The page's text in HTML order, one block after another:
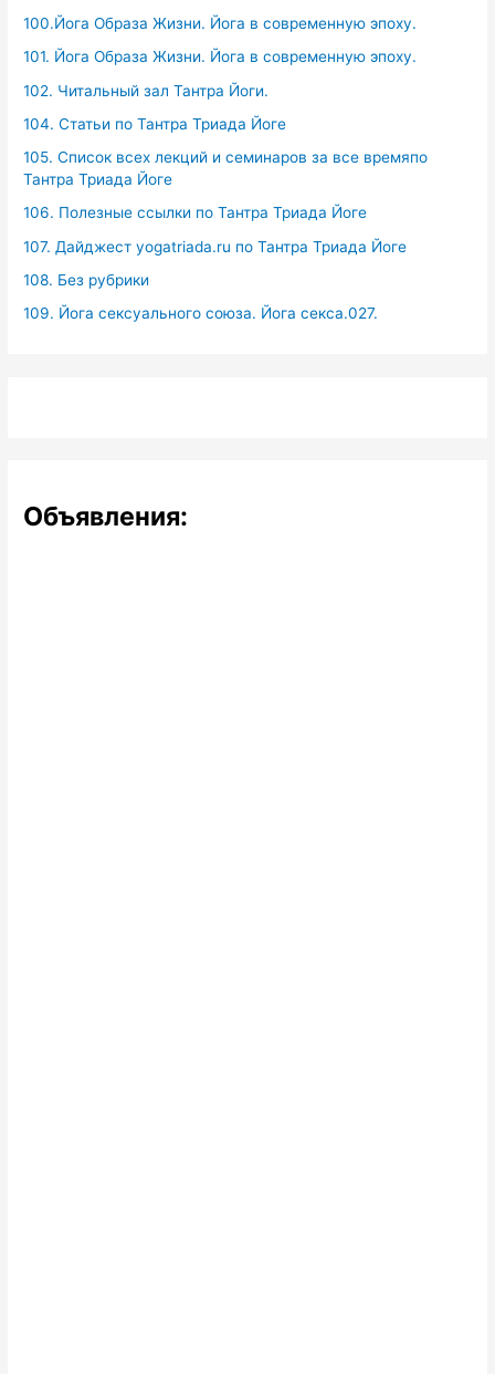
100.Йога Образа Жизни. Йога в современную эпоху.
101. Йога Образа Жизни. Йога в современную эпоху.
102. Читальный зал Тантра Йоги.
104. Статьи по Тантра Триада Йоге
105. Список всех лекций и семинаров за все времяпо
Тантра Триада Йоге
106. Полезные ссылки по Тантра Триада Йоге
107. Дайджест yogatriada.ru по Тантра Триада Йоге
108. Без рубрики
109. Йога сексуального союза. Йога секса.027.
Объявления: